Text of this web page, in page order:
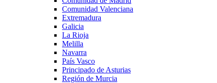
Comunidad Valenciana
Extremadura
Galicia
La Rioja
Melilla
Navarra
País Vasco
Principado de Asturias
Región de Murcia